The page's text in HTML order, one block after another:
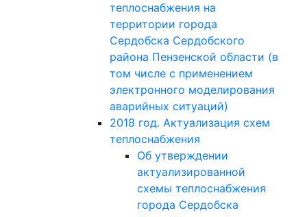
теплоснабжения на
территории города
Сердобска Сердобского
района Пензенской области (в
том числе с применением
электронного моделирования
аварийных ситуаций)
2018 год. Актуализация схем
теплоснабжения
Об утверждении
актуализированной
схемы теплоснабжения
города Сердобска